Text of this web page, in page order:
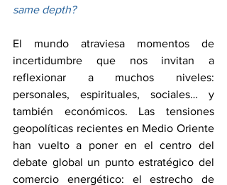
same depth?
El mundo atraviesa momentos de
incertidumbre que nos invitan a
reflexionar a muchos niveles:
personales, espirituales, sociales… y
también económicos. Las tensiones
geopolíticas recientes en Medio Oriente
han vuelto a poner en el centro del
debate global un punto estratégico del
comercio energético: el estrecho de